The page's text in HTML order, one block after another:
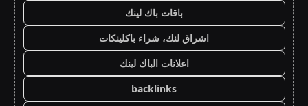
باقات باك لينك
اشراق لنك، شراء باكلينكات
اعلانات الباك لينك
backlinks